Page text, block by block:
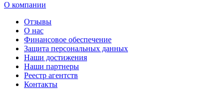
О компании
Отзывы
О нас
Финансовое обеспечение
Защита персональных данных
Наши достижения
Наши партнеры
Реестр агентств
Контакты